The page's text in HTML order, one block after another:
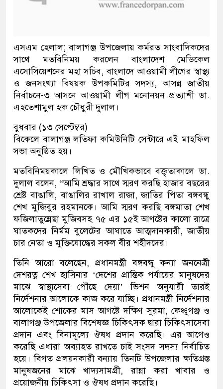
এসএম হেলাল; বালাগঞ্জ উপজেলায় কর্মরত সাংবাদিকদের
সাথে মতবিনিময় করলেন বাংলাদেশ মেডিকেল
এসোসিয়েশনের মহা সচিব, বাংলাদে আওয়ামী লীগের স্বাস্থ্য
ও জনসংখ্যা বিষয়ক উপকমিটির সদস্য, আসন্ন জাতীয়
নির্বাচনে-৩ আসনে আওয়ামী লীগ মনোনয়ন প্রত্যাশী ডা.
এহতেশামুল হক চৌধুরী দুলাল।
বুধবার (১৩ সেপ্টেম্বর)
বিকেলে বালাগঞ্জ লতিফা কমিউনিটি সেন্টারে এই মাহফিল
সভা অনুষ্ঠিত হয়।
মতবিনিময়কালে লিখিত ও মৌখিকভাবে বক্তৃতাকালে ডা.
দুলাল বলেন, “আমি শ্রদ্ধার সাথে স্মরণ করছি হাজার বছরের
শ্রেষ্ট বাঙালি, বাঙালির রাখাল রাজা, জাতির পিতা বঙ্গবন্ধু
শেখ মুজিবুর রহমানকে। আমি স্মরণ করছি বঙ্গমাতা শেখ
ফজিলাতুন্নেছা মুজিবসহ ৭৫ এর ১৫ই আগষ্টের কালো রাত্রে
ঘাতকদের নির্মম বুলেটের আঘাতে আত্মদানকারী, জাতীয়
চার নেতা ও মুক্তিযোদ্ধের সকল বীর শহীদদের।
তিনি আরো বলেছেন, প্রধানমন্ত্রী বঙ্গবন্ধু কন্যা জননেত্রী
দেশরত্ন শেখ হাসিনার ‘দেশের প্রান্তিক পর্যায়ের মানুষদের
মাঝে স্বাস্থ্যসেবা পৌঁছে দেয়া’ ভিশন অনুযায়ী তারই
নির্দেশনার আলোকে কাজ করে যাচ্ছি। প্রধানমন্ত্রী নির্দেশনার
আলোকেই শোকের মাস আগষ্টে দক্ষিণ সুরমা, ফেঞ্চুগঞ্জ ও
বালাগঞ্জ উপজেলার বিশেষজ্ঞ চিকিৎসক দ্বারা চিকিৎসাসেবা
প্রদান এবং বিনামূল্যে ঔষধ প্রদান করেছি। এর আগেও
করেছি এধারা অব্যাহত রাখতে চাই সংসদ সদস্য নির্বাচিত
হয়ে। বিগত প্রলয়নকারী বন্যায় তিনটি উপজেলার ক্ষতিগ্রস্ত
মানুষজনের মাঝে খাদ্যসামগ্রী, রান্না করা খাবার ও
প্রয়োজনীয় চিকিৎসা ও ঔষধ প্রদান করেছি।